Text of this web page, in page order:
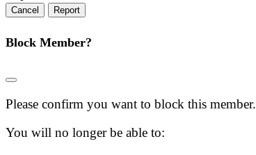
Report
Block Member?
Please confirm you want to block this member.
You will no longer be able to: